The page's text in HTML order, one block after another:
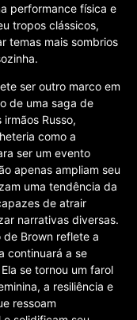
performance física e
tropos clássicos,
temas mais sombrios
ser outro marco em
de uma saga de
Russo,
como a
ser um evento
apenas ampliam seu
uma tendência da
de atrair
narrativas diversas.
Brown reflete a
continuará a se
se tornou um farol
a resiliência e
ressoam